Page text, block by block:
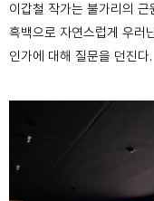
이갑철 작가는 불가리의
흑백으로 자연스럽게 우러
인가에 대해 질문을 던진다.